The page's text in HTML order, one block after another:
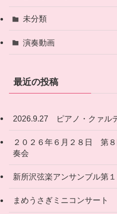
未分類
演奏動画
最近の投稿
2026.9.27 ピアノ・クァル
２０２６年６月２８日 第
奏会
新所沢弦楽アンサンブル第
まめうさぎミニコンサート